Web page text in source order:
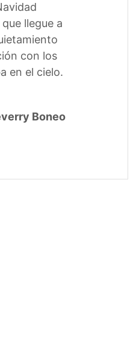
llegue a
con los
en el cielo.
Boneo